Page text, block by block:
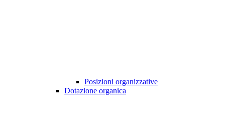
Posizioni organizzative
Dotazione organica